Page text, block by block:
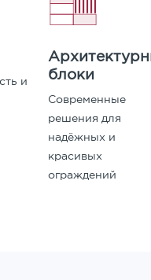
и
блоки
Современные
решения для
надёжных и
красивых
ограждений